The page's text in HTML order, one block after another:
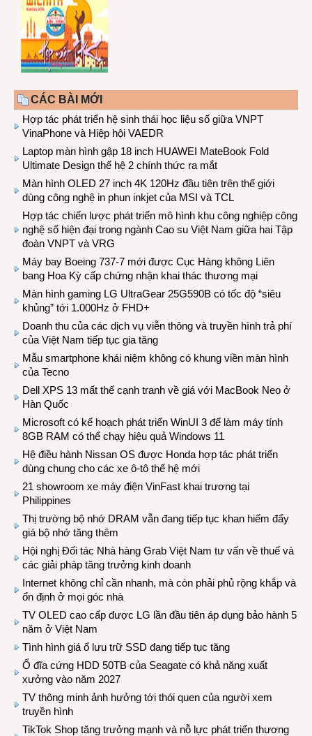
CÁC BÀI MỚI
Hợp tác phát triển hệ sinh thái học liệu số giữa VNPT
VinaPhone và Hiệp hội VAEDR
Laptop màn hình gập 18 inch HUAWEI MateBook Fold
Ultimate Design thế hệ 2 chính thức ra mắt
Màn hình OLED 27 inch 4K 120Hz đầu tiên trên thế giới
dùng công nghệ in phun inkjet của MSI và TCL
Hợp tác chiến lược phát triển mô hình khu công nghiệp công
nghệ số hiện đại trong ngành Cao su Việt Nam giữa hai Tập
đoàn VNPT và VRG
Máy bay Boeing 737-7 mới được Cục Hàng không Liên
bang Hoa Kỳ cấp chứng nhận khai thác thương mại
Màn hình gaming LG UltraGear 25G590B có tốc độ “siêu
khủng” tới 1.000Hz ở FHD+
Doanh thu của các dịch vụ viễn thông và truyền hình trả phí
của Việt Nam tiếp tục gia tăng
Mẫu smartphone khái niệm không có khung viền màn hình
của Tecno
Dell XPS 13 mất thế cạnh tranh về giá với MacBook Neo ở
Hàn Quốc
Microsoft có kế hoạch phát triển WinUI 3 để làm máy tính
8GB RAM có thể chạy hiệu quả Windows 11
Hệ điều hành Nissan OS được Honda hợp tác phát triển
dùng chung cho các xe ô-tô thế hệ mới
21 showroom xe máy điện VinFast khai trương tại
Philippines
Thị trường bộ nhớ DRAM vẫn đang tiếp tục khan hiếm đẩy
giá bộ nhớ tăng thêm
Hội nghị Đối tác Nhà hàng Grab Việt Nam tư vấn về thuế và
các giải pháp tăng trưởng kinh doanh
Internet không chỉ cần nhanh, mà còn phải phủ rộng khắp và
ổn định ở mọi góc nhà
TV OLED cao cấp được LG lần đầu tiên áp dụng bảo hành 5
năm ở Việt Nam
Tình hình giá ổ lưu trữ SSD đang tiếp tục tăng
Ổ đĩa cứng HDD 50TB của Seagate có khả năng xuất
xưởng vào năm 2027
TV thông minh ảnh hưởng tới thói quen của người xem
truyền hình
TikTok Shop tăng trưởng mạnh và nỗ lực phát triển thương